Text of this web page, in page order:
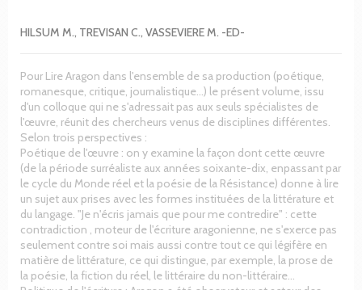
HILSUM M., TREVISAN C., VASSEVIERE M. -ED-
Pour Lire Aragon dans l'ensemble de sa production (poétique,
romanesque, critique, journalistique...) le présent volume, issu
d'un colloque qui ne s'adressait pas aux seuls spécialistes de
l'œuvre, réunit des chercheurs venus de disciplines différentes.
Selon trois perspectives :
Poétique de l'œuvre : on y examine la façon dont cette œuvre
(de la période surréaliste aux années soixante-dix, enpassant par
le cycle du Monde réel et la poésie de la Résistance) donne à lire
un sujet aux prises avec les formes instituées de la littérature et
du langage. "Je n'écris jamais que pour me contredire" : cette
contradiction , moteur de l'écriture aragonienne, ne s'exerce pas
seulement contre soi mais aussi contre tout ce qui légifère en
matière de littérature, ce qui distingue, par exemple, la prose de
la poésie, la fiction du réel, le littéraire du non-littéraire...